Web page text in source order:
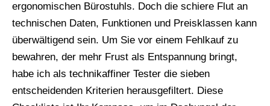
ergonomischen Bürostuhls. Doch die schiere Flut an
technischen Daten, Funktionen und Preisklassen kann
überwältigend sein. Um Sie vor einem Fehlkauf zu
bewahren, der mehr Frust als Entspannung bringt,
habe ich als technikaffiner Tester die sieben
entscheidenden Kriterien herausgefiltert. Diese